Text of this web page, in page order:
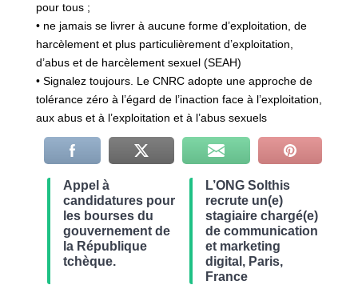
pour tous ;
• ne jamais se livrer à aucune forme d’exploitation, de
harcèlement et plus particulièrement d’exploitation,
d’abus et de harcèlement sexuel (SEAH)
• Signalez toujours. Le CNRC adopte une approche de
tolérance zéro à l’égard de l’inaction face à l’exploitation,
aux abus et à l’exploitation et à l’abus sexuels
Appel à
candidatures pour
les bourses du
gouvernement de
la République
tchèque.
L’ONG Solthis
recrute un(e)
stagiaire chargé(e)
de communication
et marketing
digital, Paris,
France